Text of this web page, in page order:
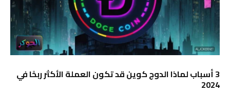
3 أسباب لماذا الدوج كوين قد تكون العملة الأكثر ربحًا في
2024